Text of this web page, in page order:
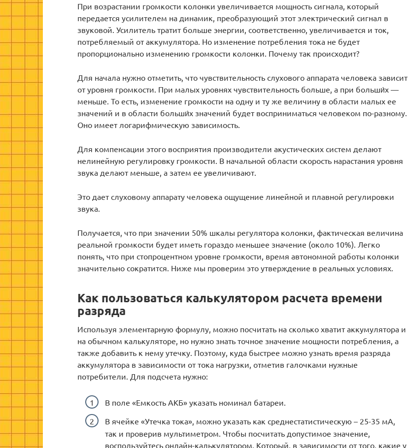
При возрастании громкости колонки увеличивается мощность сигнала, который
передается усилителем на динамик, преобразующий этот электрический сигнал в
звуковой. Усилитель тратит больше энергии, соответственно, увеличивается и ток,
потребляемый от аккумулятора. Но изменение потребления тока не будет
пропорционально изменению громкости колонки. Почему так происходит?
Для начала нужно отметить, что чувствительность слухового аппарата человека зависит
от уровня громкости. При малых уровнях чувствительность больше, а при больши́х —
меньше. То есть, изменение громкости на одну и ту же величину в области малых ее
значений и в области больши́х значений будет восприниматься человеком по-разному.
Оно имеет логарифмическую зависимость.
Для компенсации этого восприятия производители акустических систем делают
нелинейную регулировку громкости. В начальной области скорость нарастания уровня
звука делают меньше, а затем ее увеличивают.
Это дает слуховому аппарату человека ощущение линейной и плавной регулировки
звука.
Получается, что при значении 50% шкалы регулятора колонки, фактическая величина
реальной громкости будет иметь гораздо меньшее значение (около 10%). Легко
понять, что при стопроцентном уровне громкости, время автономной работы колонки
значительно сократится. Ниже мы проверим это утверждение в реальных условиях.
Как пользоваться калькулятором расчета времени
разряда
Используя элементарную формулу, можно посчитать на сколько хватит аккумулятора и
на обычном калькуляторе, но нужно знать точное значение мощности потребления, а
также добавить к нему утечку. Поэтому, куда быстрее можно узнать время разряда
аккумулятора в зависимости от тока нагрузки, отметив галочками нужные
потребители. Для подсчета нужно:
В поле «Емкость АКБ» указать номинал батареи.
В ячейке «Утечка тока», можно указать как среднестатистическую – 25-35 мА,
так и проверив мультиметром. Чтобы посчитать допустимое значение,
воспользуйтесь онлайн-калькулятором. Который, в зависимости от того, какие у